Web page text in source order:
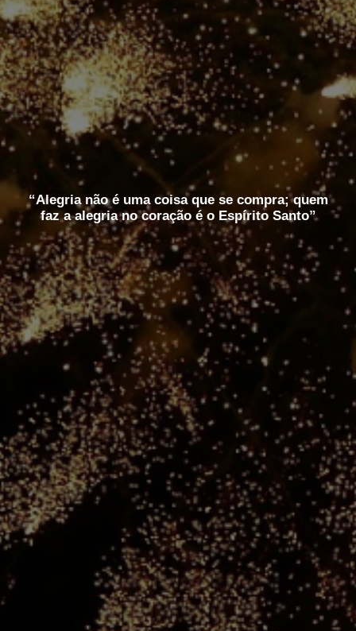
“Alegria não é uma coisa que se compra; quem
faz a alegria no coração é o Espírito Santo”